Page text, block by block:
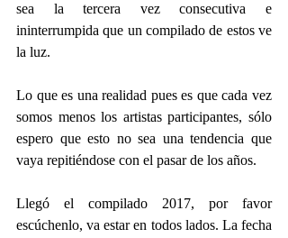
sea la tercera vez consecutiva e
ininterrumpida que un compilado de estos ve
la luz.
Lo que es una realidad pues es que cada vez
somos menos los artistas participantes, sólo
espero que esto no sea una tendencia que
vaya repitiéndose con el pasar de los años.
Llegó el compilado 2017, por favor
escúchenlo, va estar en todos lados. La fecha